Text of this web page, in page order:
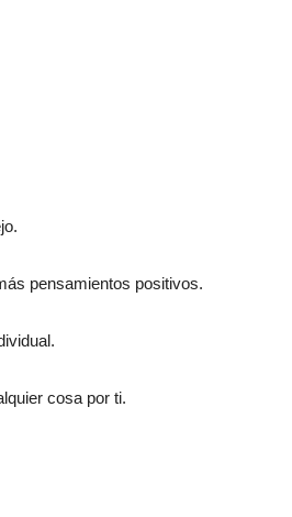
pensamientos positivos.
cosa por ti.